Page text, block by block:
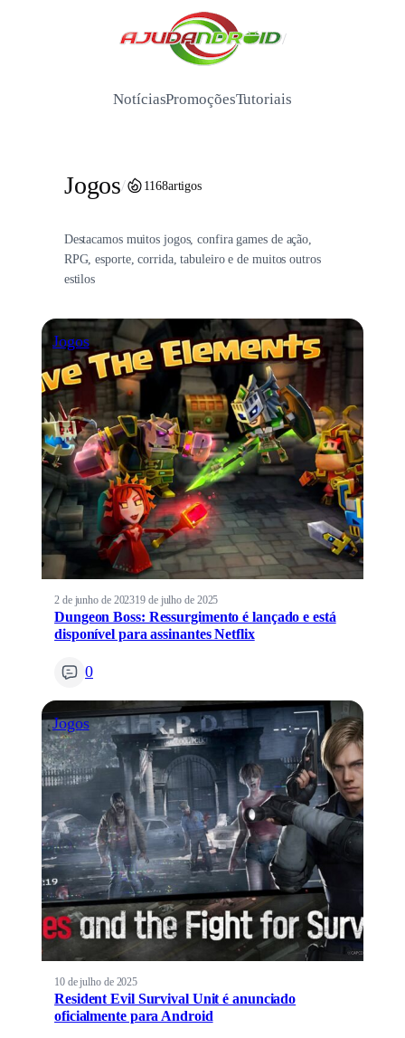
/
NotíciasPromoçõesTutoriais
Jogos/ 1168artigos
Destacamos muitos jogos, confira games de ação,
RPG, esporte, corrida, tabuleiro e de muitos outros
estilos
Jogos
2 de junho de 202319 de julho de 2025
Dungeon Boss: Ressurgimento é lançado e está
disponível para assinantes Netflix
0
Jogos
10 de julho de 2025
Resident Evil Survival Unit é anunciado
oficialmente para Android